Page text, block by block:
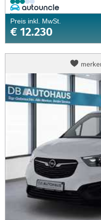
Preis inkl. MwSt.
€ 12.230
Opel
Cargo